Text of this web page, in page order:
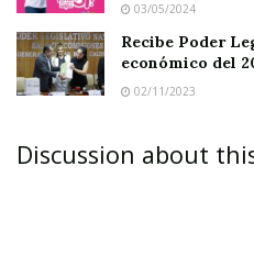
llevó a cabo
la entrega
delTercer
Gobierno
03/05/2024
Recibe Poder
económico del
02/11/2023
Discussion about